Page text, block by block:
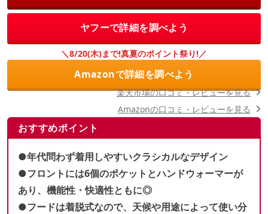
ヤフーで詳細を調べよう
＼8/20(木)まで!真夏のポイント祭り!／
Amazonで詳細を調べよう
おすすめポイント
●年代問わず着用しやすいクラシカルなデザイン
●フロントには6個のポケットとハンドウォーマーが
あり、機能性・快適性ともに◎
●フードは着脱式なので、天候や用途によって使い分
楽天市場の口コミ・レビューを見る
Amazonの口コミ・レビューを見る